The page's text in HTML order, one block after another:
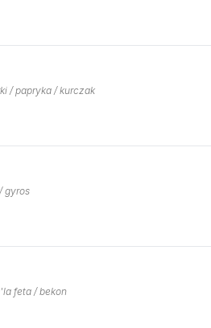
/ papryka / kurczak
gyros
feta / bekon